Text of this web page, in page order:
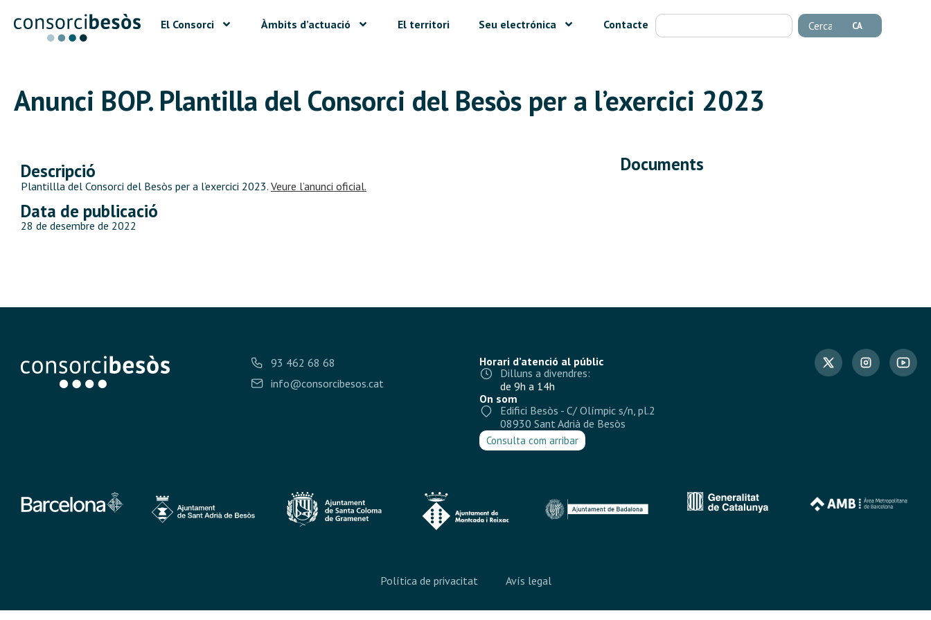
El Consorci Àmbits d’actuació El territori Seu electrónica Contacte Cerca CA
Anunci BOP. Plantilla del Consorci del Besòs per a l’exercici 2023
Descripció
Plantillla del Consorci del Besòs per a l’exercici 2023. Veure l’anunci oficial.
Data de publicació
28 de desembre de 2022
Documents
93 462 68 68
info@consorcibesos.cat
Horari d’atenció al públic
Dilluns a divendres:
de 9h a 14h
On som
Edifici Besòs - C/ Olímpic s/n, pl.2
08930 Sant Adrià de Besòs
Consulta com arribar
Política de privacitat Avís legal